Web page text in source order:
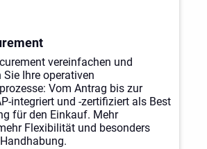
vereinfachen und
Sie Ihre operativen
Vom Antrag bis zur
integriert und -zertifiziert als Best
für den Einkauf. Mehr
Flexibilität und besonders